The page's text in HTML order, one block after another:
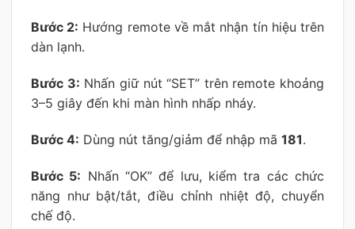
Bước 2: Hướng remote về mắt nhận tín hiệu trên
dàn lạnh.
Bước 3: Nhấn giữ nút “SET” trên remote khoảng
3–5 giây đến khi màn hình nhấp nháy.
Bước 4: Dùng nút tăng/giảm để nhập mã 181.
Bước 5: Nhấn “OK” để lưu, kiểm tra các chức
năng như bật/tắt, điều chỉnh nhiệt độ, chuyển
chế độ.